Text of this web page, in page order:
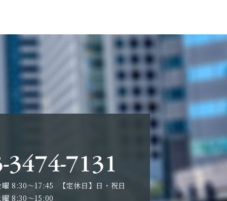
8:30～17:45
曜 8:30～15:00
【定休日】日・祝日